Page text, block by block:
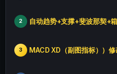
2 自动趋势+支撑+斐波那契+
3 MACD XD（副图指标））修